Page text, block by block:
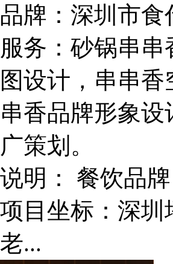
品牌： 深圳市食
服务： 砂锅串串
图设计，串串
串香品牌形象
广策划。
说明：
餐饮品
项目坐标：深
老...